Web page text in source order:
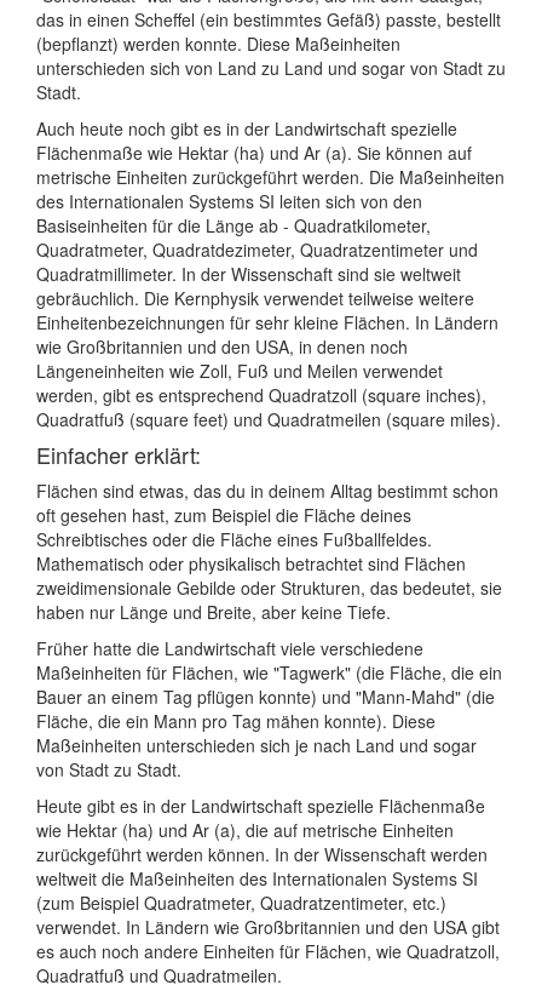
das in einen Scheffel (ein bestimmtes Gefäß) passte, bestellt
(bepflanzt) werden konnte. Diese Maßeinheiten
unterschieden sich von Land zu Land und sogar von Stadt zu
Stadt.
Auch heute noch gibt es in der Landwirtschaft spezielle
Flächenmaße wie Hektar (ha) und Ar (a). Sie können auf
metrische Einheiten zurückgeführt werden. Die Maßeinheiten
des Internationalen Systems SI leiten sich von den
Basiseinheiten für die Länge ab - Quadratkilometer,
Quadratmeter, Quadratdezimeter, Quadratzentimeter und
Quadratmillimeter. In der Wissenschaft sind sie weltweit
gebräuchlich. Die Kernphysik verwendet teilweise weitere
Einheitenbezeichnungen für sehr kleine Flächen. In Ländern
wie Großbritannien und den USA, in denen noch
Längeneinheiten wie Zoll, Fuß und Meilen verwendet
werden, gibt es entsprechend Quadratzoll (square inches),
Quadratfuß (square feet) und Quadratmeilen (square miles).
Einfacher erklärt:
Flächen sind etwas, das du in deinem Alltag bestimmt schon
oft gesehen hast, zum Beispiel die Fläche deines
Schreibtisches oder die Fläche eines Fußballfeldes.
Mathematisch oder physikalisch betrachtet sind Flächen
zweidimensionale Gebilde oder Strukturen, das bedeutet, sie
haben nur Länge und Breite, aber keine Tiefe.
Früher hatte die Landwirtschaft viele verschiedene
Maßeinheiten für Flächen, wie "Tagwerk" (die Fläche, die ein
Bauer an einem Tag pflügen konnte) und "Mann-Mahd" (die
Fläche, die ein Mann pro Tag mähen konnte). Diese
Maßeinheiten unterschieden sich je nach Land und sogar
von Stadt zu Stadt.
Heute gibt es in der Landwirtschaft spezielle Flächenmaße
wie Hektar (ha) und Ar (a), die auf metrische Einheiten
zurückgeführt werden können. In der Wissenschaft werden
weltweit die Maßeinheiten des Internationalen Systems SI
(zum Beispiel Quadratmeter, Quadratzentimeter, etc.)
verwendet. In Ländern wie Großbritannien und den USA gibt
es auch noch andere Einheiten für Flächen, wie Quadratzoll,
Quadratfuß und Quadratmeilen.